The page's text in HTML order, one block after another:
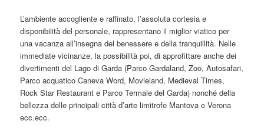
L’ambiente accogliente e raffinato, l’assoluta cortesia e
disponibilità del personale, rappresentano il miglior viatico per
una vacanza all’insegna del benessere e della tranquillità. Nelle
immediate vicinanze, la possibilità poi, di approfittare anche dei
divertimenti del Lago di Garda (Parco Gardaland, Zoo, Autosafari,
Parco acquatico Caneva Word, Movieland, Medieval Times,
Rock Star Restaurant e Parco Termale del Garda) nonché della
bellezza delle principali città d’arte limitrofe Mantova e Verona
ecc.ecc.